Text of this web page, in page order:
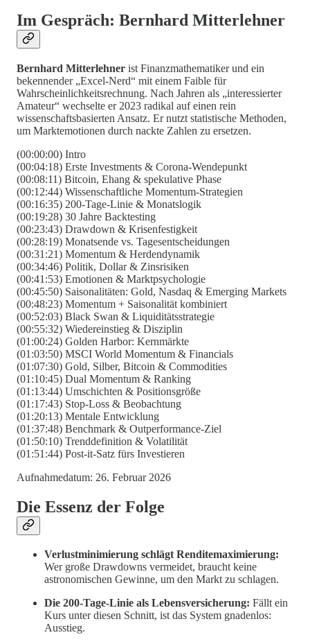
Im Gespräch: Bernhard Mitterlehner
Bernhard Mitterlehner ist Finanzmathematiker und ein
bekennender „Excel-Nerd“ mit einem Faible für
Wahrscheinlichkeitsrechnung. Nach Jahren als „interessierter
Amateur“ wechselte er 2023 radikal auf einen rein
wissenschaftsbasierten Ansatz. Er nutzt statistische Methoden,
um Marktemotionen durch nackte Zahlen zu ersetzen.
(00:00:00) Intro
(00:04:18) Erste Investments & Corona-Wendepunkt
(00:08:11) Bitcoin, Ehang & spekulative Phase
(00:12:44) Wissenschaftliche Momentum-Strategien
(00:16:35) 200-Tage-Linie & Monatslogik
(00:19:28) 30 Jahre Backtesting
(00:23:43) Drawdown & Krisenfestigkeit
(00:28:19) Monatsende vs. Tagesentscheidungen
(00:31:21) Momentum & Herdendynamik
(00:34:46) Politik, Dollar & Zinsrisiken
(00:41:53) Emotionen & Marktpsychologie
(00:45:50) Saisonalitäten: Gold, Nasdaq & Emerging Markets
(00:48:23) Momentum + Saisonalität kombiniert
(00:52:03) Black Swan & Liquiditätsstrategie
(00:55:32) Wiedereinstieg & Disziplin
(01:00:24) Golden Harbor: Kernmärkte
(01:03:50) MSCI World Momentum & Financials
(01:07:30) Gold, Silber, Bitcoin & Commodities
(01:10:45) Dual Momentum & Ranking
(01:13:44) Umschichten & Positionsgröße
(01:17:43) Stop-Loss & Beobachtung
(01:20:13) Mentale Entwicklung
(01:37:48) Benchmark & Outperformance-Ziel
(01:50:10) Trenddefinition & Volatilität
(01:51:44) Post-it-Satz fürs Investieren
Aufnahmedatum: 26. Februar 2026
Die Essenz der Folge
Verlustminimierung schlägt Renditemaximierung:
Wer große Drawdowns vermeidet, braucht keine
astronomischen Gewinne, um den Markt zu schlagen.
Die 200-Tage-Linie als Lebensversicherung: Fällt ein
Kurs unter diesen Schnitt, ist das System gnadenlos:
Ausstieg.